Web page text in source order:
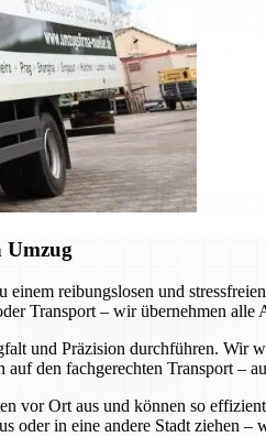
Umzug
reibungslosen und
Transport – wir übernehmen
und Präzision durchführen. Wir
den fachgerechten Transport –
vor Ort aus und können so
oder in eine andere Stadt ziehen